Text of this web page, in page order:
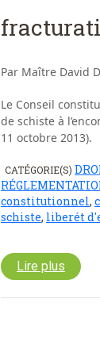
Par Maître David
Le Conseil
de schiste à
11 octobre 2013).
CATÉGORIE(S)
constitutionnel,
schiste, liberét
Lire plus